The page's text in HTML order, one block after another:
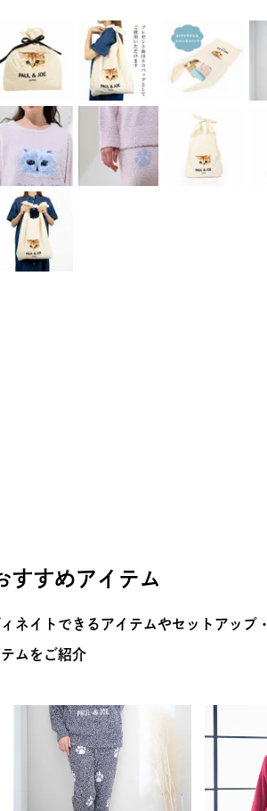
すすめアイテム
ネイトできるアイテムやセットアップ・
ムをご紹介